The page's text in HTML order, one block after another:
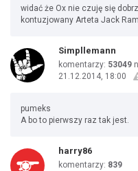
widać że Ox nie czuję się
kontuzjowany Arteta Jack
Simpllemann
komentarzy: 53049
21.12.2014, 18:00
pumeks
A bo to pierwszy raz tak jest.
harry86
komentarzy: 839